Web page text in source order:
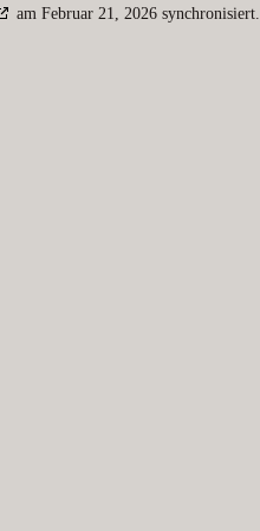
am Februar 21, 2026 synchronisiert.